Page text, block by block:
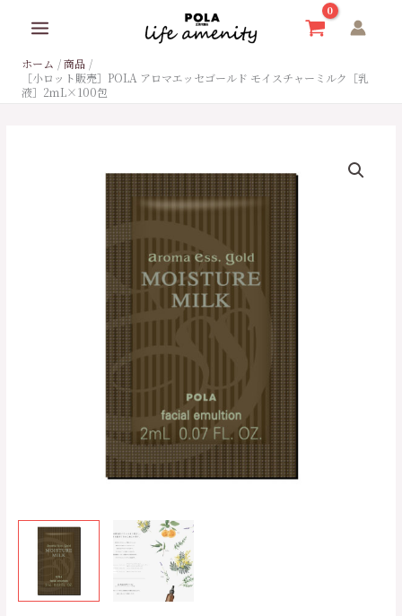
ホーム
商品
［小ロット販売］POLA アロマエッセゴールド モイスチャーミルク［乳
液］2ｍL×100包
イ
ー